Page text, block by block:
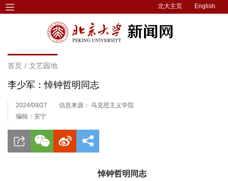
北大主页 English
首页 / 文艺园地
李少军：悼钟哲明同志
2024/09/27
信息来源： 马克思主义学院
编辑：安宁
悼钟哲明同志